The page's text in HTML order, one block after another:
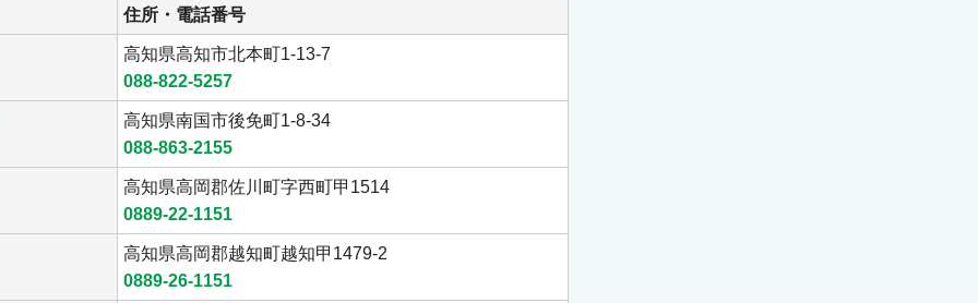
住所・電話番号
高知県高知市北本町1-13-7
088-822-5257
高知県南国市後免町1-8-34
088-863-2155
高知県高岡郡佐川町字西町甲1514
0889-22-1151
高知県高岡郡越知町越知甲1479-2
0889-26-1151